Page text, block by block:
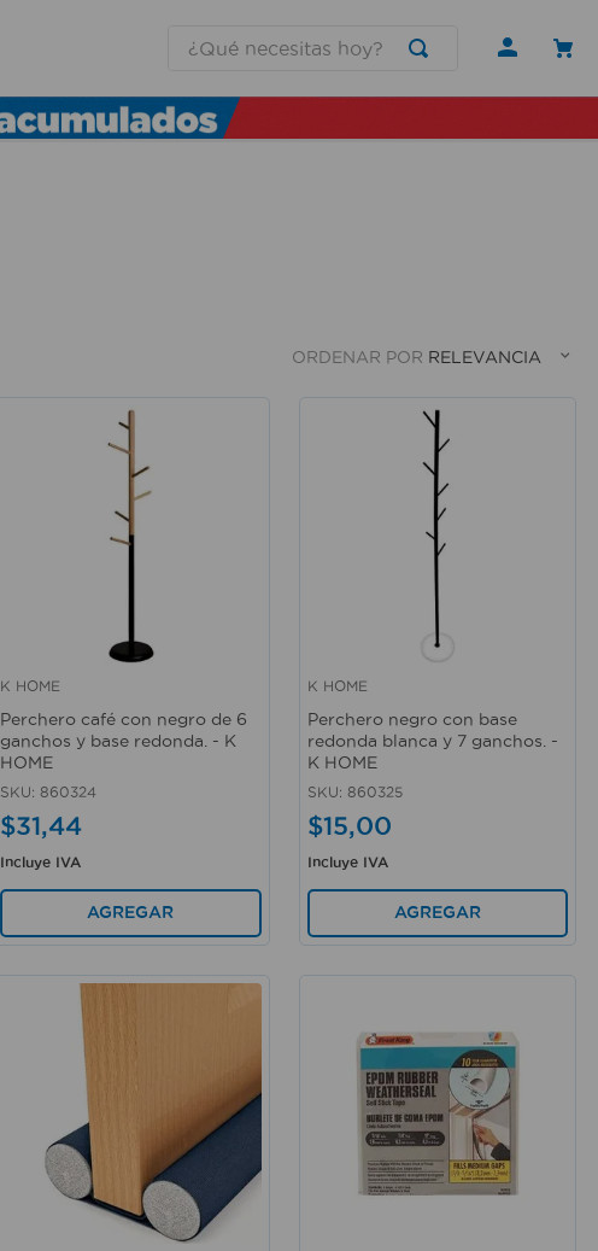
ORDENAR POR RELEVANCIA
Vista rápida
K HOME
Perchero café con negro de 6
ganchos y base redonda. - K
HOME
SKU: 860324
$31,44
Incluye IVA
AGREGAR
Vista rápida
K HOME
Perchero negro con base
redonda blanca y 7 ganchos. -
K HOME
SKU: 860325
$15,00
Incluye IVA
AGREGAR